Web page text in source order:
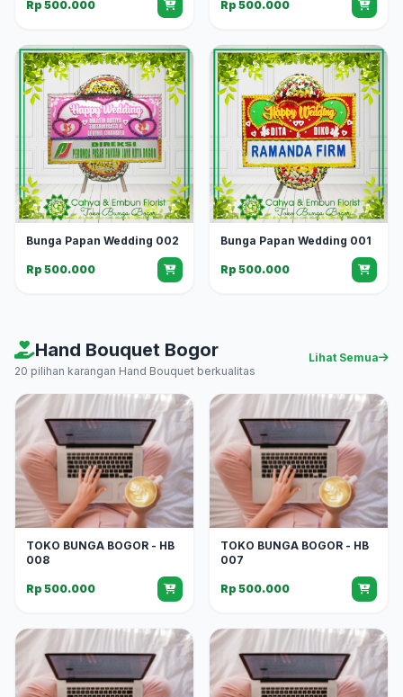
Rp 500.000 Rp 500.000
Bunga Papan Wedding 002
Rp 500.000
Bunga Papan Wedding 001
Rp 500.000
Hand Bouquet Bogor
20 pilihan karangan Hand Bouquet berkualitas
Lihat Semua
TOKO BUNGA BOGOR - HB
008
Rp 500.000
TOKO BUNGA BOGOR - HB
007
Rp 500.000